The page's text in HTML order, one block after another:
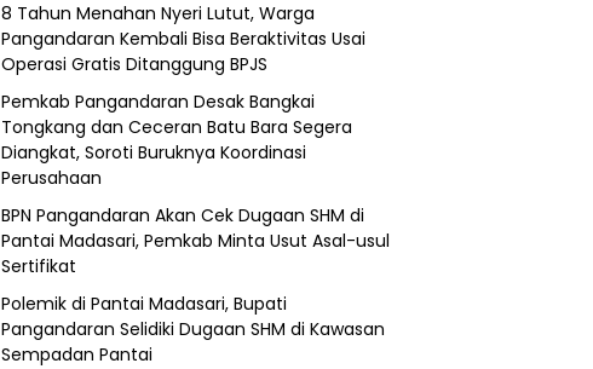
8 Tahun Menahan Nyeri Lutut, Warga
Pangandaran Kembali Bisa Beraktivitas Usai
Operasi Gratis Ditanggung BPJS
Pemkab Pangandaran Desak Bangkai
Tongkang dan Ceceran Batu Bara Segera
Diangkat, Soroti Buruknya Koordinasi
Perusahaan
BPN Pangandaran Akan Cek Dugaan SHM di
Pantai Madasari, Pemkab Minta Usut Asal-usul
Sertifikat
Polemik di Pantai Madasari, Bupati
Pangandaran Selidiki Dugaan SHM di Kawasan
Sempadan Pantai